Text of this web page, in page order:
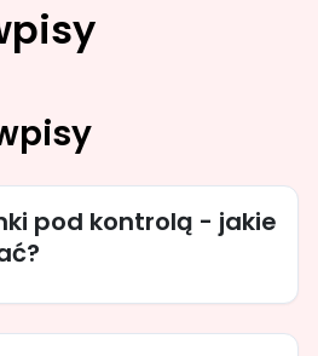
pod kontrolą - jakie